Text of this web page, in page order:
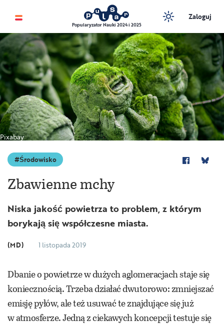
Popularyzator Nauki 2024 i 2025
Zaloguj
Pixabay
Środowisko
Zbawienne mchy
Niska jakość powietrza to problem, z którym
borykają się współczesne miasta.
(MD) 1 listopada 2019
Dbanie o powietrze w dużych aglomeracjach staje się
koniecznością. Trzeba działać dwutorowo: zmniejszać
emisję pyłów, ale też usuwać te znajdujące się już
w atmosferze. Jedną z ciekawych koncepcji testuje się